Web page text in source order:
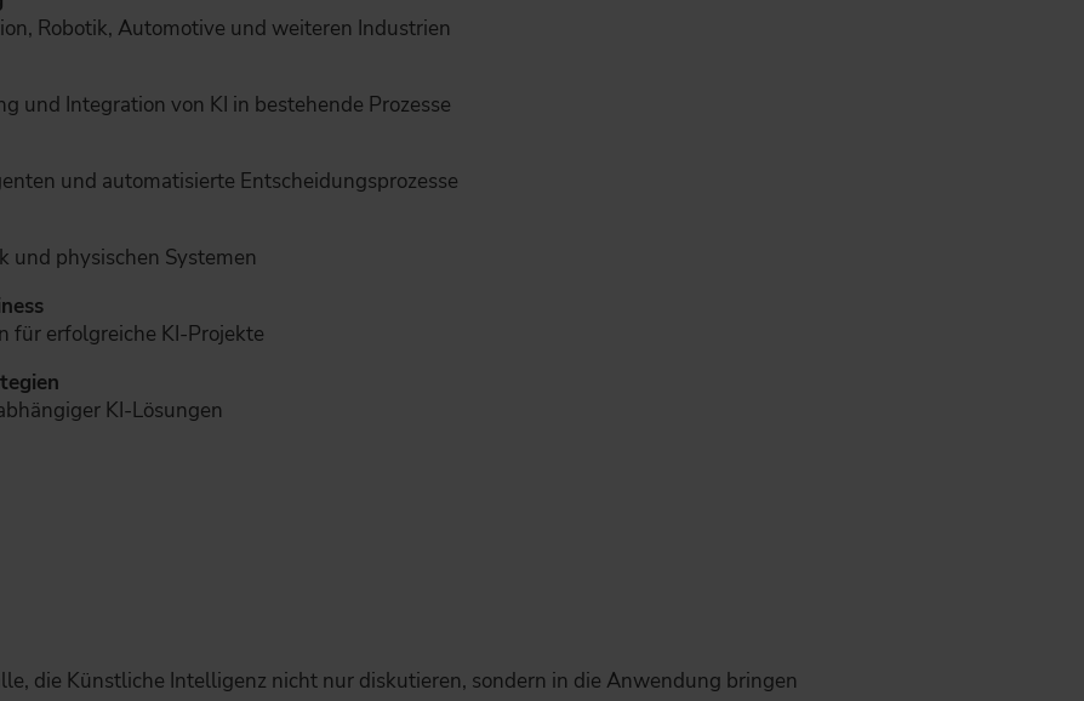
Robotik, Automotive und weiteren Industrien
und Integration von KI in bestehende Prozesse
und automatisierte Entscheidungsprozesse
und physischen Systemen
für erfolgreiche KI-Projekte
KI-Lösungen
die Künstliche Intelligenz nicht nur diskutieren, sondern in die Anwendung bringen